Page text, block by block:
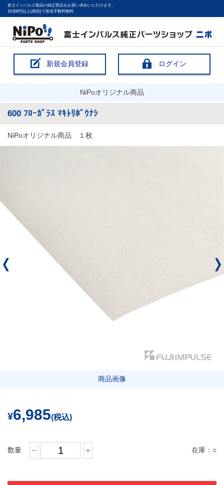
富士インパルス製品の純正部品をお買い求めいただけます。
10,000円以上(税別)で発送手数料無料
新規会員登録 ログイン
NiPoオリジナル商品
600 ﾌﾛｰｶﾞﾗｽ ﾏｷﾄﾘﾎﾞｳﾅｼ
NiPoオリジナル商品 １枚
商品画像
¥6,985(税込)
在庫： ○
数量